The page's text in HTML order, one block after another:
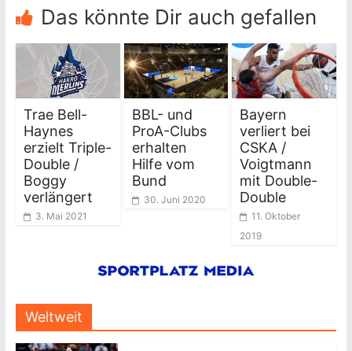
Das könnte Dir auch gefallen
Trae Bell-
Haynes
erzielt Triple-
Double /
Boggy
verlängert
3. Mai 2021
BBL- und
ProA-Clubs
erhalten
Hilfe vom
Bund
30. Juni 2020
Bayern
verliert bei
CSKA /
Voigtmann
mit Double-
Double
11. Oktober
2019
Weltweit